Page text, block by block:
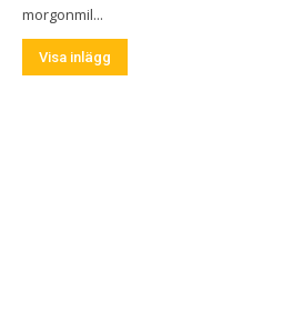
morgonmil...
Visa inlägg